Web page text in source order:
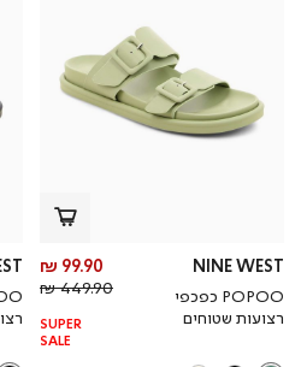
NINE WEST
POPOO כפכפי
רצועות שטוחים
מחיר
מוצר
99.90 ₪
מחיר
רגיל
449.90 ₪
SUPER
SALE